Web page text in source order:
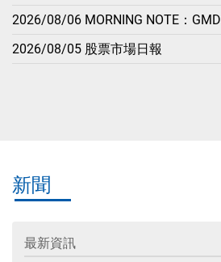
2026/08/06 MORNING NOTE：GMD
2026/08/05 股票市場日報
新聞
最新資訊